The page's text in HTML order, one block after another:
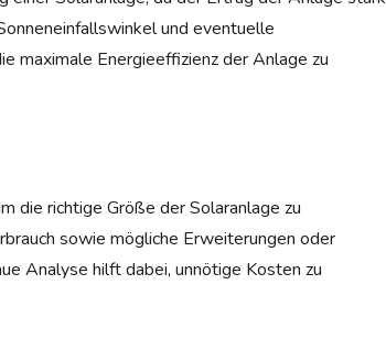
und eventuelle
maximale Energieeffizienz der Anlage zu
die richtige Größe der Solaranlage zu
sowie mögliche Erweiterungen oder
Analyse hilft dabei, unnötige Kosten zu